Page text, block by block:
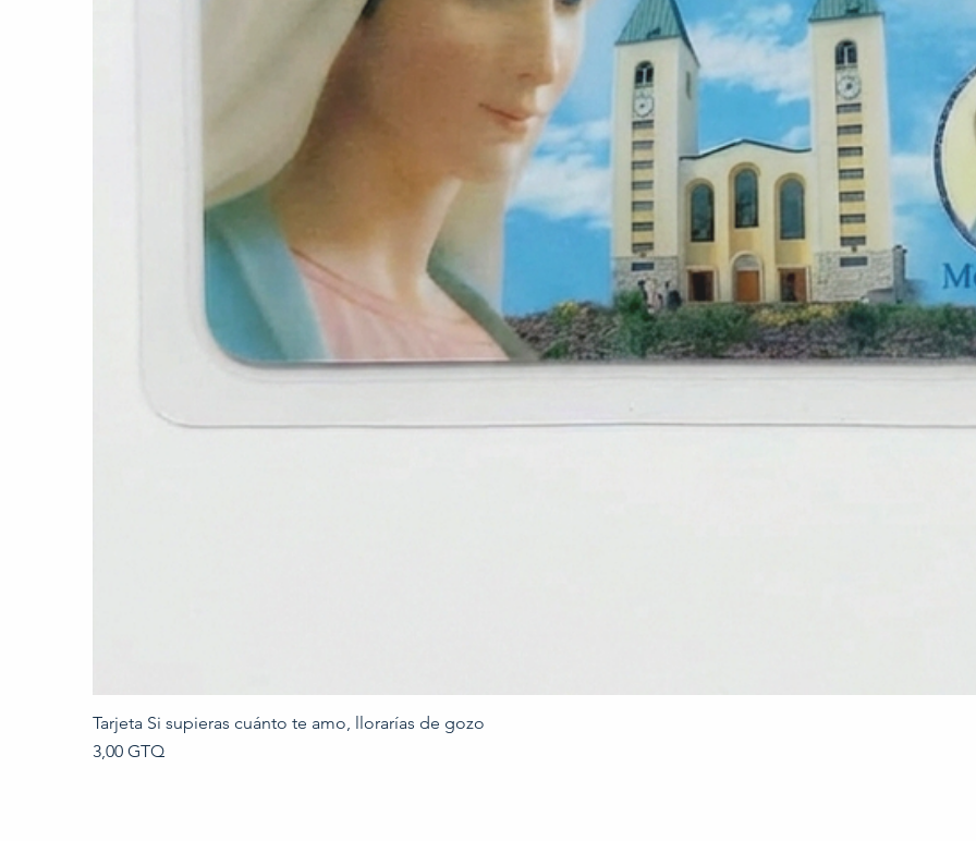
Tarjeta Si supieras cuánto te amo, llorarías de gozo
Precio
3,00 GTQ